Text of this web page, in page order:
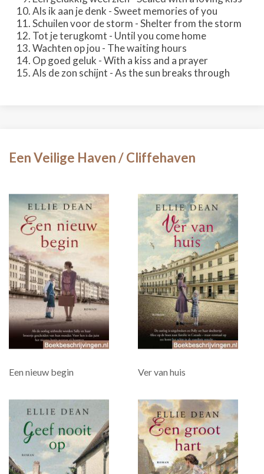
Als ik aan je denk - Sweet memories of you
Schuilen voor de storm - Shelter from the storm
Tot je terugkomt - Until you come home
Wachten op jou - The waiting hours
Op goed geluk - With a kiss and a prayer
Als de zon schijnt - As the sun breaks through
Een Veilige Haven / Cliffehaven
Een nieuw begin Ver van huis